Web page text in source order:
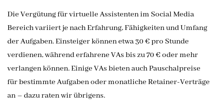
Die Vergütung für virtuelle Assistenten im Social Media
Bereich variiert je nach Erfahrung, Fähigkeiten und Umfang
der Aufgaben. Einsteiger können etwa 30 € pro Stunde
verdienen, während erfahrene VAs bis zu 70 € oder mehr
verlangen können. Einige VAs bieten auch Pauschalpreise
für bestimmte Aufgaben oder monatliche Retainer-Verträge
an – dazu raten wir übrigens.